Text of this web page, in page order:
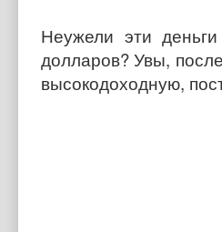
Неужели эти
долларов? Увы,
высокодоходную,